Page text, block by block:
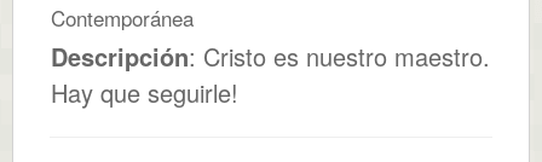
Contemporánea
Descripción: Cristo es nuestro maestro.
Hay que seguirle!